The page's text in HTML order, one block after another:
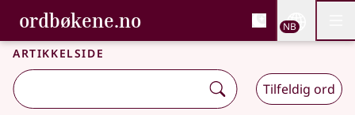
Gå til hovedinnhold
Tilgjengelighet
ordbøkene.no, Bokmålsordboka og
Bokmålsordboka og Nynorskordboka
NB
Artikkelside
Tilfeldig ord